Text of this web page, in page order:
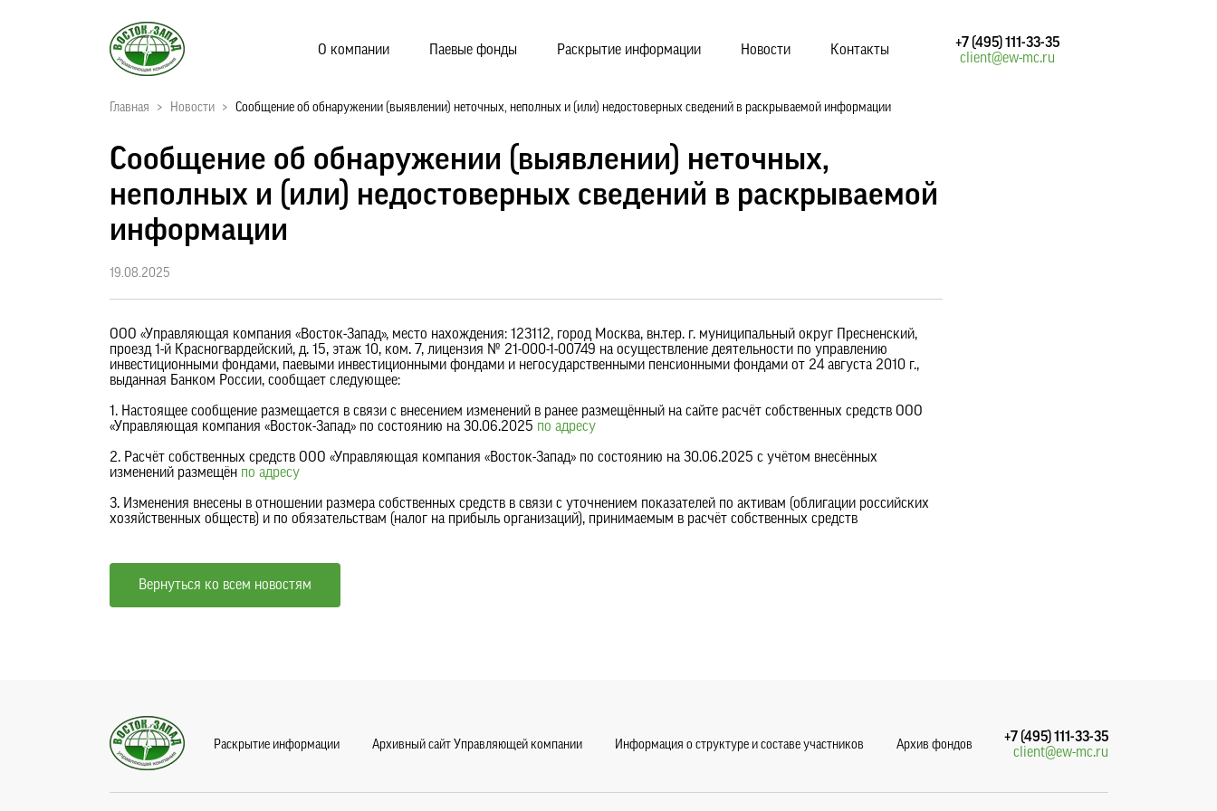
О компании Паевые фонды Раскрытие информации Новости Контакты
+7 (495) 111-33-35
client@ew-mc.ru
Главная > Новости > Сообщение об обнаружении (выявлении) неточных, неполных и (или) недостоверных сведений в раскрываемой информации
Сообщение об обнаружении (выявлении) неточных,
неполных и (или) недостоверных сведений в раскрываемой
информации
19.08.2025
ООО «Управляющая компания «Восток-Запад», место нахождения: 123112, город Москва, вн.тер. г. муниципальный округ Пресненский,
проезд 1-й Красногвардейский, д. 15, этаж 10, ком. 7, лицензия № 21-000-1-00749 на осуществление деятельности по управлению
инвестиционными фондами, паевыми инвестиционными фондами и негосударственными пенсионными фондами от 24 августа 2010 г.,
выданная Банком России, сообщает следующее:
1. Настоящее сообщение размещается в связи с внесением изменений в ранее размещённый на сайте расчёт собственных средств ООО
«Управляющая компания «Восток-Запад» по состоянию на 30.06.2025 по адресу
2. Расчёт собственных средств ООО «Управляющая компания «Восток-Запад» по состоянию на 30.06.2025 с учётом внесённых
изменений размещён по адресу
3. Изменения внесены в отношении размера собственных средств в связи с уточнением показателей по активам (облигации российских
хозяйственных обществ) и по обязательствам (налог на прибыль организаций), принимаемым в расчёт собственных средств
Вернуться ко всем новостям
Раскрытие информации Архивный сайт Управляющей компании Информация о структуре и составе участников Архив фондов
+7 (495) 111-33-35
client@ew-mc.ru